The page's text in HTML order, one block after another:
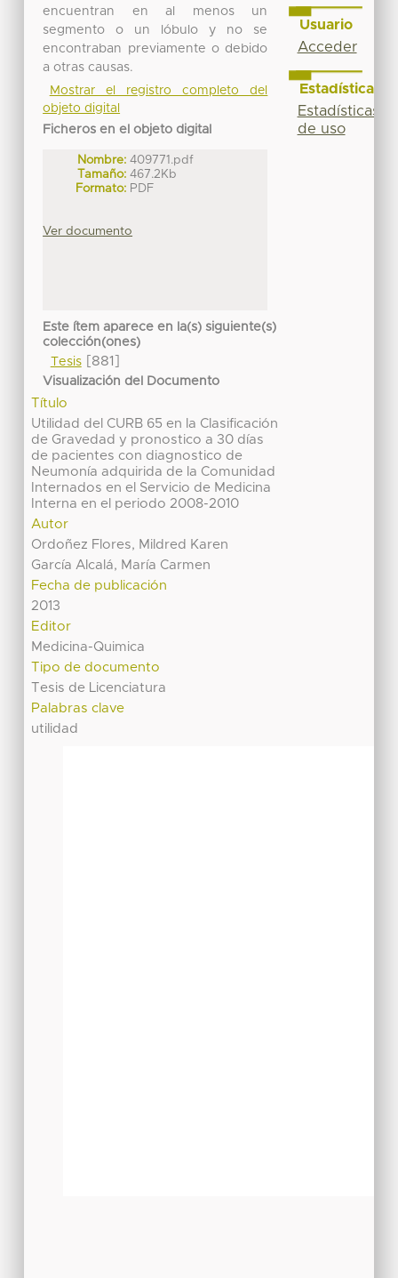
encuentran en al menos un
segmento o un lóbulo y no se
encontraban previamente o debido
a otras causas.
Mostrar el registro completo del
objeto digital
Ficheros en el objeto digital
Nombre: 409771.pdf
Tamaño: 467.2Kb
Formato: PDF
Ver documento
Este ítem aparece en la(s) siguiente(s)
colección(ones)
Tesis[881]
Visualización del Documento
Título
Utilidad del CURB 65 en la Clasificación
de Gravedad y pronostico a 30 días
de pacientes con diagnostico de
Neumonía adquirida de la Comunidad
Internados en el Servicio de Medicina
Interna en el periodo 2008-2010
Autor
Ordoñez Flores, Mildred Karen
García Alcalá, María Carmen
Fecha de publicación
2013
Editor
Medicina-Quimica
Tipo de documento
Tesis de Licenciatura
Palabras clave
utilidad
Usuario
Acceder
Estadísticas
Estadísticas
de uso